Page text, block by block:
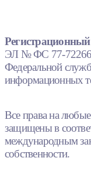
ЭЛ № ФС 77-72266
Федеральной
информационных
Все права на
защищены в
международным
собственности.